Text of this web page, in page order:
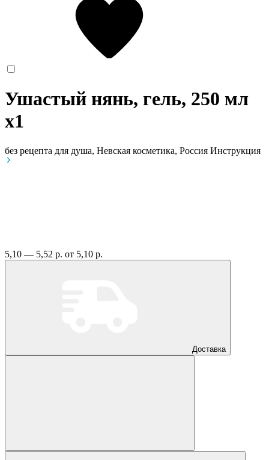
Ушастый нянь, гель, 250 мл
x1
без рецепта для душа, Невская косметика, Россия Инструкция
5,10 — 5,52 р. от 5,10 р.
Доставка